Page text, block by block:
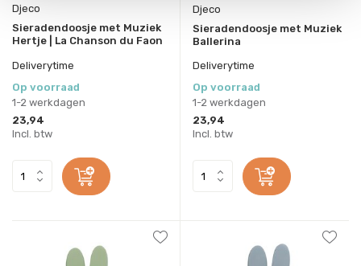
Djeco
Sieradendoosje met Muziek
Hertje | La Chanson du Faon
Deliverytime
Op voorraad
1-2 werkdagen
23,94
Incl. btw
Djeco
Sieradendoosje met Muziek
Ballerina
Deliverytime
Op voorraad
1-2 werkdagen
23,94
Incl. btw